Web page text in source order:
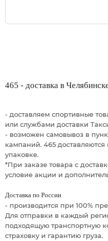
465 - доставка в
- доставляем спортивные
или службами доставки
- возможен самовывоз в
кампаний. 465
упаковке.
*При заказе товара с
условие акции и
Доставка по России
- производится при 100%
Для отправки в каждый
подходящую транспортную
страховку и гарантию груза.